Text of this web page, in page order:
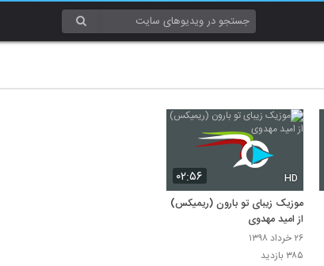
۰۲:۵۶ HD
موزیک زیبای تو بارون (ریمیکس)
از امید مهدوی
۲۶ خرداد ۱۳۹۸
۳۸۵ بازدید